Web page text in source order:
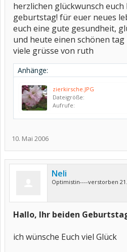
herzlichen glückwunsch euch
geburtstag! für euer neues
euch eine gute gesundheit,
und heute einen schönen
viele grüsse von ruth
Anhänge:
zierkirsche.JPG
Dateigröße:
Aufrufe:
10. Mai 2006
Neli
Optimistin----verstorben
Hallo, Ihr beiden
ich wünsche Euch viel Glück